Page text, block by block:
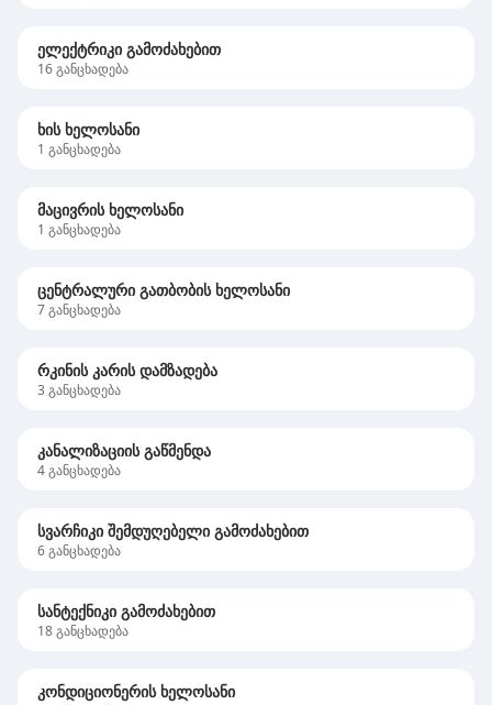
ელექტრიკი გამოძახებით
16განცხადება
ხის ხელოსანი
1 განცხადება
მაცივრის ხელოსანი
1 განცხადება
ცენტრალური გათბობის ხელოსანი
7განცხადება
რკინის კარის დამზადება
3 განცხადება
კანალიზაციის გაწმენდა
4განცხადება
სვარჩიკი შემდუღებელი გამოძახებით
6განცხადება
სანტექნიკი გამოძახებით
18განცხადება
კონდიციონერის ხელოსანი